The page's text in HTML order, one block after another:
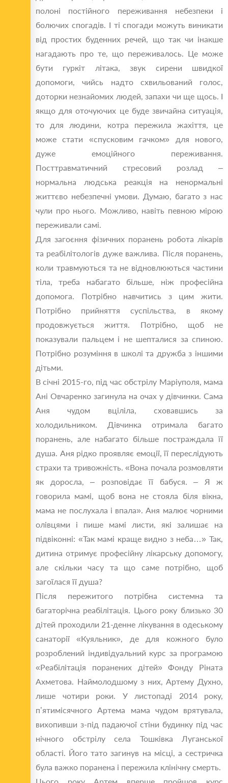
полоні постійного переживання небезпеки і
болючих спогадів. І ті спогади можуть виникати
від простих буденних речей, що так чи інакше
нагадають про те, що переживалось. Це може
бути гуркіт літака, звук сирени швидкої
допомоги, чийсь надто схвильований голос,
доторки незнайомих людей, запахи чи ще щось. І
якщо для оточуючих це буде звичайна ситуація,
то для людини, котра пережила жахіття, це
може стати «спусковим гачком» для нового,
дуже емоційного переживання.
Посттравматичний стресовий розлад –
нормальна людська реакція на ненормальні
життєво небезпечні умови. Думаю, багато з нас
чули про нього. Можливо, навіть певною мірою
переживали самі.
Для загоєння фізичних поранень робота лікарів
та реабілітологів дуже важлива. Після поранень,
коли травмуються та не відновлюються частини
тіла, треба набагато більше, ніж професійна
допомога. Потрібно навчитись з цим жити.
Потрібно прийняття суспільства, в якому
продовжується життя. Потрібно, щоб не
показували пальцем і не шепталися за спиною.
Потрібно розуміння в школі та дружба з іншими
дітьми.
В січні 2015-го, під час обстрілу Маріуполя, мама
Ані Овчаренко загинула на очах у дівчинки. Сама
Аня чудом вціліла, сховавшись за
холодильником. Дівчинка отримала багато
поранень, але набагато більше постраждала її
душа. Аня рідко проявляє емоції, її переслідують
страхи та тривожність. «Вона почала розмовляти
як доросла, – розповідає її бабуся. – Я ж
говорила мамі, щоб вона не стояла біля вікна,
мама не послухала і впала». Аня малює чорними
олівцями і пише мамі листи, які залишає на
підвіконні: «Так мамі краще видно з неба…» Так,
дитина отримує професійну лікарську допомогу,
але скільки часу та що саме потрібно, щоб
загоїлася її душа?
Після пережитого потрібна системна та
багаторічна реабілітація. Цього року близько 30
дітей проходили 21-денне лікування в одеському
санаторії «Куяльник», де для кожного було
розроблений індивідуальний курс за програмою
«Реабілітація поранених дітей» Фонду Ріната
Ахметова. Наймолодшому з них, Артему Духно,
лише чотири роки. У листопаді 2014 року,
п’ятимісячного Артема мама чудом врятувала,
вихопивши з-під падаючої стіни будинку під час
нічного обстрілу села Тошківка Луганської
області. Його тато загинув на місці, а сестричка
була важко поранена і пережила клінічну смерть.